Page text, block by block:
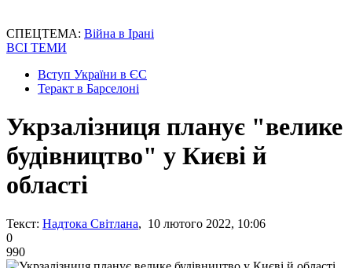
СПЕЦТЕМА: Війна в Ірані
ВСІ ТЕМИ
Вступ України в ЄС
Теракт в Барселоні
Укрзалізниця планує "велике
будівництво" у Києві й
області
Текст: Надтока Світлана, 10 лютого 2022, 10:06
0
990